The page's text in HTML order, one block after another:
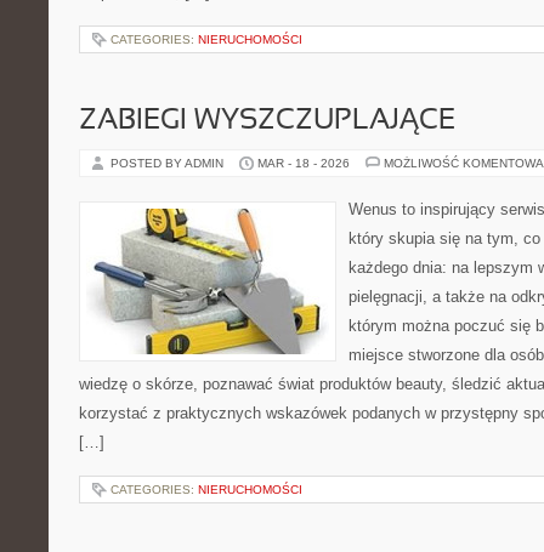
CATEGORIES: NIERUCHOMOŚCI
ZABIEGI WYSZCZUPLAJĄCE
POSTED BY ADMIN MAR - 18 - 2026 MOŻLIWOŚĆ
Wenus to inspirujący
który skupia się na tym,
każdego dnia: na lepszym
pielęgnacji, a także na
którym można poczuć się
miejsce stworzone dla
wiedzę o skórze, poznawać świat produktów beauty, śledzić
korzystać z praktycznych wskazówek podanych w przystępny
[…]
CATEGORIES: NIERUCHOMOŚCI